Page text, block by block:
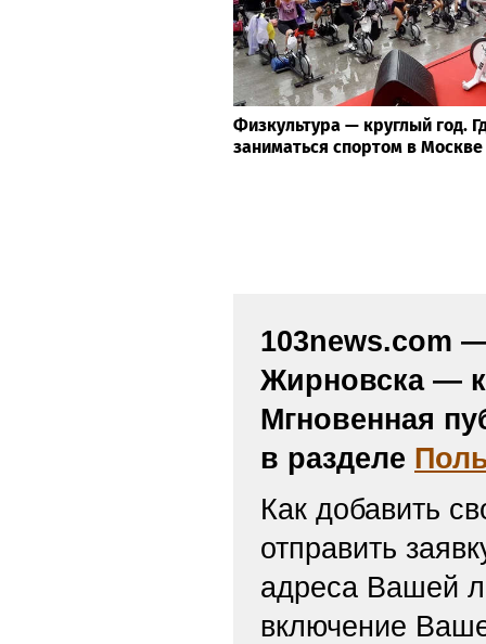
Физкультура — круглый год.
заниматься спортом в Москве
103news.com
Жирновска —
Мгновенная
в разделе
Как добавить
отправить
адреса Вашей
включение